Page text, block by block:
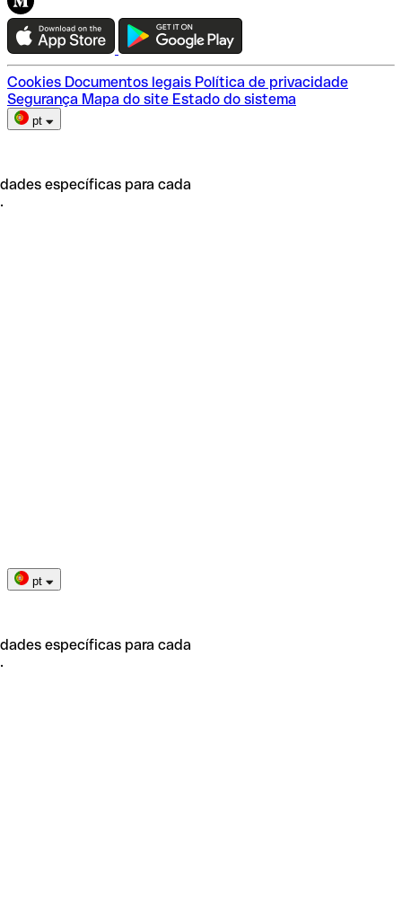
Teste a Qonto
Escolha do plano
Cookies Documentos legais Política de privacidade
Segurança Mapa do site Estado do sistema
pt
específicas para cada
pt
específicas para cada